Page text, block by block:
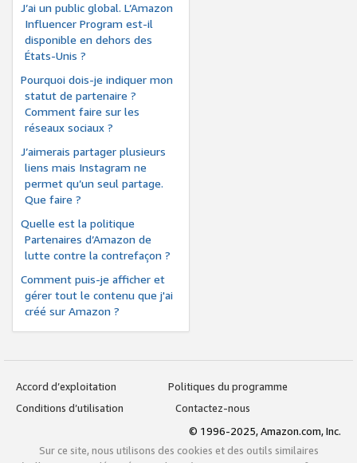
J’ai un public global. L’Amazon
Influencer Program est-il
disponible en dehors des
États-Unis ?
Pourquoi dois-je indiquer mon
statut de partenaire ?
Comment faire sur les
réseaux sociaux ?
J’aimerais partager plusieurs
liens mais Instagram ne
permet qu’un seul partage.
Que faire ?
Quelle est la politique
Partenaires d’Amazon de
lutte contre la contrefaçon ?
Comment puis-je afficher et
gérer tout le contenu que j'ai
créé sur Amazon ?
Accord d’exploitation
Politiques du programme
Conditions d’utilisation
Contactez-nous
© 1996-2025, Amazon.com, Inc.
Sur ce site, nous utilisons des cookies et des outils similaires